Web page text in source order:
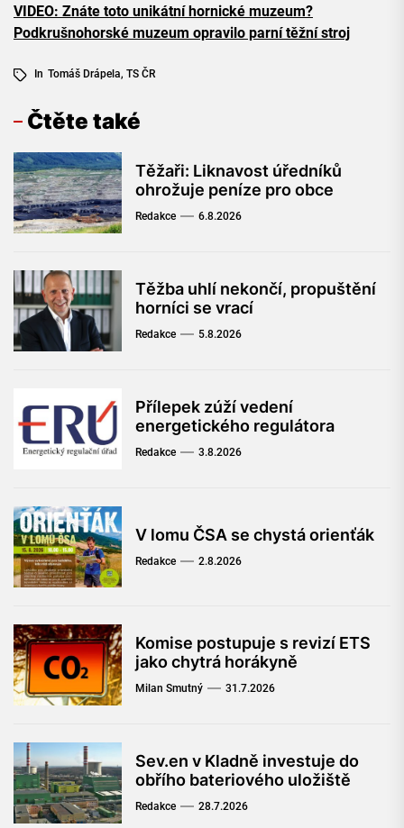
VIDEO: Znáte toto unikátní hornické muzeum?
Podkrušnohorské muzeum opravilo parní těžní stroj
In Tomáš Drápela, TS ČR
Čtěte také
Těžaři: Liknavost úředníků
ohrožuje peníze pro obce
Redakce 6.8.2026
Těžba uhlí nekončí, propuštění
horníci se vrací
Redakce 5.8.2026
Přílepek zúží vedení
energetického regulátora
Redakce 3.8.2026
V lomu ČSA se chystá orienťák
Redakce 2.8.2026
Komise postupuje s revizí ETS
jako chytrá horákyně
Milan Smutný 31.7.2026
Sev.en v Kladně investuje do
obřího bateriového uložiště
Redakce 28.7.2026